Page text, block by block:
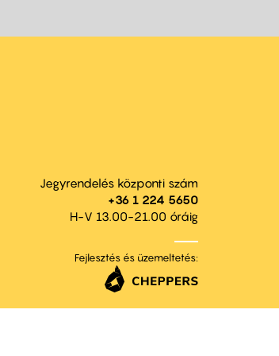
Jegyrendelés központi szám
+36 1 224 5650
H-V 13.00-21.00 óráig
Fejlesztés és üzemeltetés: